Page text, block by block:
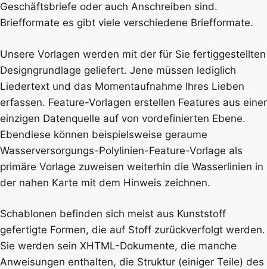
Geschäftsbriefe oder auch Anschreiben sind.
Briefformate es gibt viele verschiedene Briefformate.
Unsere Vorlagen werden mit der für Sie fertiggestellten
Designgrundlage geliefert. Jene müssen lediglich
Liedertext und das Momentaufnahme Ihres Lieben
erfassen. Feature-Vorlagen erstellen Features aus einer
einzigen Datenquelle auf von vordefinierten Ebene.
Ebendiese können beispielsweise geraume
Wasserversorgungs-Polylinien-Feature-Vorlage als
primäre Vorlage zuweisen weiterhin die Wasserlinien in
der nahen Karte mit dem Hinweis zeichnen.
Schablonen befinden sich meist aus Kunststoff
gefertigte Formen, die auf Stoff zurückverfolgt werden.
Sie werden sein XHTML-Dokumente, die manche
Anweisungen enthalten, die Struktur (einiger Teile) des